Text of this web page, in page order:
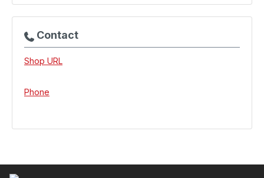
Contact
Shop URL
Phone